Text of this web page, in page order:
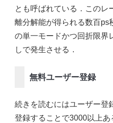
とも呼ばれている．このレ
離分解能が得られる数百ps
の単一モードかつ回折限界
しで発生させる．
無料ユーザー登録
続きを読むにはユーザー登
登録することで3000以上